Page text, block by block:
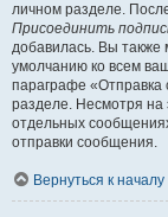
личном разделе.
Присоединить
добавилась. Вы также
умолчанию ко всем
параграфе «Отправка
разделе. Несмотря на
отдельных
отправки сообщения.
Вернуться к началу